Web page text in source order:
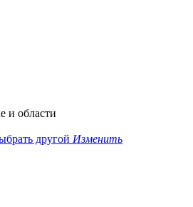
и области
другой Изменить